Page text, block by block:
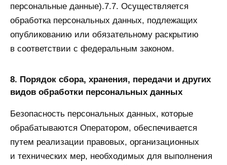
персональные данные).7.7. Осуществляется
обработка персональных данных, подлежащих
опубликованию или обязательному раскрытию
в соответствии с федеральным законом.
8. Порядок сбора, хранения, передачи и других
видов обработки персональных данных
Безопасность персональных данных, которые
обрабатываются Оператором, обеспечивается
путем реализации правовых, организационных
и технических мер, необходимых для выполнения